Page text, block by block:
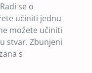
se o
učiniti jednu
možete učiniti
stvar. Zbunjeni
s